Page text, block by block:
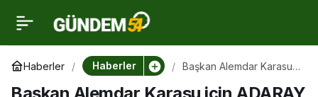
Haberler Haberler
Başkan Alemdar Karasu
projesini yerinde
Başkan Alemdar Karasu
için ADARAY Banliyö